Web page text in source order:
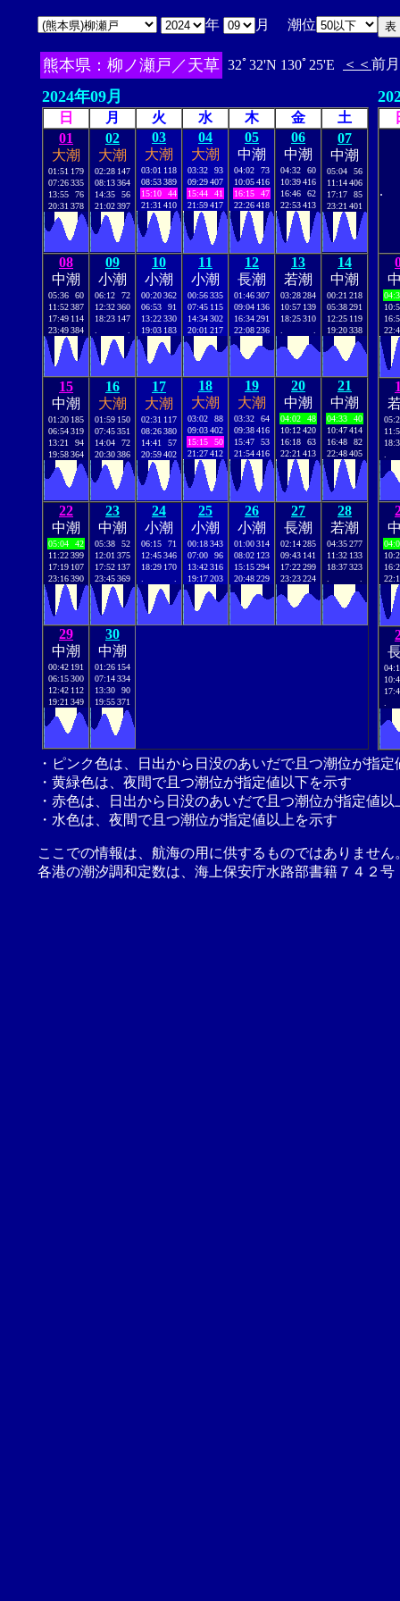
年 月 潮位
熊本県：柳ノ瀬戸／天草 32ﾟ32'N 130ﾟ25'E ＜＜ 前月
2024年09月
日 月 火 水 木 金
土
01
大潮
01:51 179
07:26335
13:55
76
20:31 378
02
大潮
02:28 147
08:13364
14:35
56
21:02397
03
大潮
03:01 118
08:53389
15:10
44
21:31 410
04
大潮
03:32
93
09:29407
15:44
41
21:59417
05
中潮
04:02
73
10:05416
16:15
47
22:26418
06
中潮
04:32
60
10:39416
16:46
62
22:53413
07
中潮
05:04
56
11:14406
17:17
85
23:21 401
08
中潮
05:36
60
11:52387
17:49 114
23:49384
09
小潮
06:12
72
12:32360
18:23 147
10
小潮
00:20362
06:53
91
13:22330
19:03 183
11
小潮
00:56335
07:45 115
14:34302
20:01 217
12
長潮
01:46307
09:04 136
16:34291
22:08236
13
若潮
03:28284
10:57 139
18:25310
14
中潮
00:21 218
05:38291
12:25 119
19:20338
15
中潮
01:20 185
06:54319
13:21
94
19:58364
16
大潮
01:59 150
07:45351
14:04
72
20:30386
17
大潮
02:31 117
08:26380
14:41
57
20:59402
18
大潮
03:02
88
09:03402
15:15
50
21:27412
19
大潮
03:32
64
09:38416
15:47
53
21:54416
20
中潮
04:02
48
10:12420
16:18
63
22:21 413
21
中潮
04:33
40
10:47414
16:48
82
22:48405
22
中潮
05:04
42
11:22399
17:19 107
23:16390
23
中潮
05:38
52
12:01 375
17:52 137
23:45369
24
小潮
06:15
71
12:45346
18:29 170
25
小潮
00:18343
07:00
96
13:42316
19:17203
26
小潮
01:00314
08:02 123
15:15294
20:48229
27
長潮
02:14285
09:43 141
17:22299
23:23224
28
若潮
04:35277
11:32 133
18:37323
29
中潮
00:42 191
06:15300
12:42 112
19:21 349
30
中潮
01:26 154
07:14334
13:30
90
19:55371
.
・ピンク色は、日出から日没のあいだで且つ潮位が指
・黄緑色は、夜間で且つ潮位が指定値以下を示す
・赤色は、日出から日没のあいだで且つ潮位が指定値以
・水色は、夜間で且つ潮位が指定値以上を示す
ここでの情報は、航海の用に供するものではありませ
各港の潮汐調和定数は、海上保安庁水路部書籍７４２